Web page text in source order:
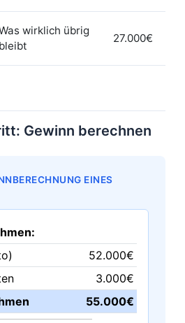
wirklich übrig
bleibt
27.000€
Gewinn berechnen
EINES
52.000€
3.000€
55.000€